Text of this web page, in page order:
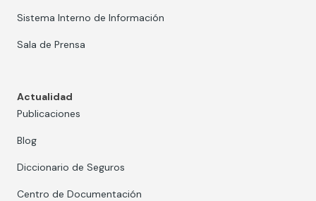
Sistema Interno de Información
Sala de Prensa
Actualidad
Publicaciones
Blog
Diccionario de Seguros
Centro de Documentación